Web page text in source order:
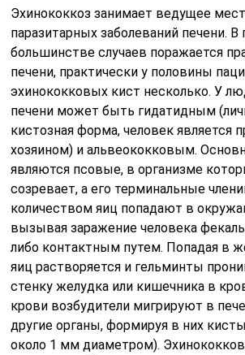
Эхинококкоз занимает ведущее
паразитарных заболеваний печени.
большинстве случаев поражается
печени, практически у половины
эхинококковых кист несколько. У
печени может быть гидатидным
кистозная форма, человек
хозяином) и альвеококковым.
являются псовые, в организме
созревает, а его терминальные
количеством яиц попадают в
вызывая заражение человека
либо контактным путем. Попадая в
яиц растворяется и гельминты
стенку желудка или кишечника в
крови возбудители мигрируют в
другие органы, формируя в них
около 1 мм диаметром).